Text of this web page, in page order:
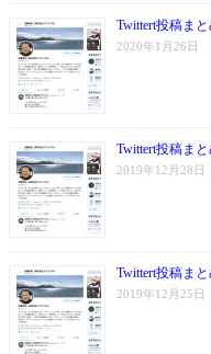
Twittert投稿ま
2020年1月26日
Twittert投稿ま
2019年12月28日
Twittert投稿ま
2019年12月25日